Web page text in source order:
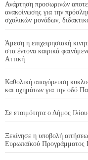
Ανάρτηση προσωρινών
ανακοίνωσης για την
σχολικών μονάδων,
Άμεση η επιχειρησιακή
στα έντονα καιρικά
Αττική
Καθολική απαγόρευση
και οχημάτων για την οδό
Σε ετοιμότητα ο Δήμος
Ξεκίνησε η υποβολή
Ευρωπαϊκού